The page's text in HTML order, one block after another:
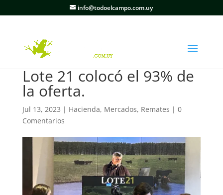
info@todoelcampo.com.uy
Lote 21 colocó el 93% de
la oferta.
Jul 13, 2023 | Hacienda, Mercados, Remates | 0
Comentarios